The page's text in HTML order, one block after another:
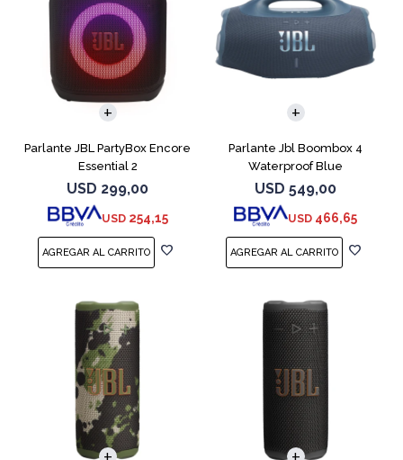
Parlante JBL PartyBox Encore
Essential 2
USD 299,00
USD 254,15
Parlante Jbl Boombox 4
Waterproof Blue
USD 549,00
USD 466,65